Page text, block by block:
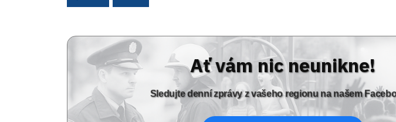
Ať vám nic neunikne!
Sledujte denní zprávy z vašeho regionu na našem